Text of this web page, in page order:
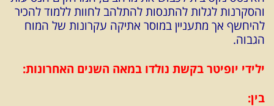
והסקרנות לגלות להתנסות להתלהב לחוות ללמוד להכיר
להיחשף אך מתעניין במוסר אתיקה עקרונות של המוח
הגבוה.
ילידי יופיטר בקשת נולדו במאה השנים האחרונות:
בין: